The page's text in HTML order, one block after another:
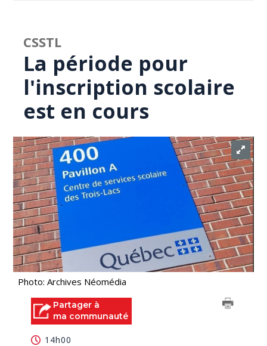
CSSTL
La période pour
l'inscription scolaire
est en cours
Photo: Archives Néomédia
Partager à
ma communauté
14h00